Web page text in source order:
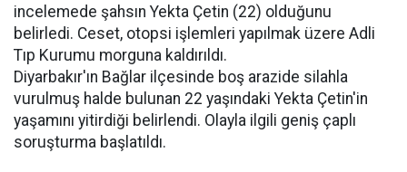
incelemede şahsın Yekta Çetin (22) olduğunu
belirledi. Ceset, otopsi işlemleri yapılmak üzere Adli
Tıp Kurumu morguna kaldırıldı.
Diyarbakır'ın Bağlar ilçesinde boş arazide silahla
vurulmuş halde bulunan 22 yaşındaki Yekta Çetin'in
yaşamını yitirdiği belirlendi. Olayla ilgili geniş çaplı
soruşturma başlatıldı.